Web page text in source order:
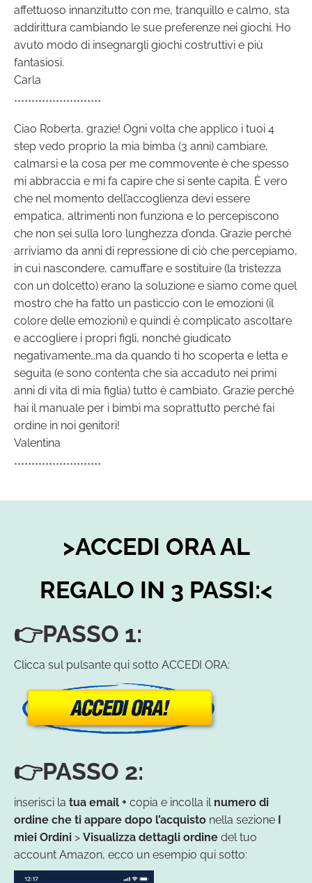
affettuoso innanzitutto con me, tranquillo e calmo, sta
addirittura cambiando le sue preferenze nei giochi. Ho
avuto modo di insegnargli giochi costruttivi e più
fantasiosi.
Carla
*************************
Ciao Roberta, grazie! Ogni volta che applico i tuoi 4
step vedo proprio la mia bimba (3 anni) cambiare,
calmarsi e la cosa per me commovente è che spesso
mi abbraccia e mi fa capire che si sente capita. È vero
che nel momento dell’accoglienza devi essere
empatica, altrimenti non funziona e lo percepiscono
che non sei sulla loro lunghezza d’onda. Grazie perché
arriviamo da anni di repressione di ciò che percepiamo,
in cui nascondere, camuffare e sostituire (la tristezza
con un dolcetto) erano la soluzione e siamo come quel
mostro che ha fatto un pasticcio con le emozioni (il
colore delle emozioni) e quindi è complicato ascoltare
e accogliere i propri figli, nonché giudicato
negativamente…ma da quando ti ho scoperta e letta e
seguita (e sono contenta che sia accaduto nei primi
anni di vita di mia figlia) tutto è cambiato. Grazie perché
hai il manuale per i bimbi ma soprattutto perché fai
ordine in noi genitori!
Valentina
*************************
>ACCEDI ORA AL
REGALO IN 3 PASSI:<
👉PASSO 1:
Clicca sul pulsante qui sotto ACCEDI ORA:
👉PASSO 2:
inserisci la tua email + copia e incolla il numero di
ordine che ti appare dopo l’acquisto nella sezione I
miei Ordini > Visualizza dettagli ordine del tuo
account Amazon, ecco un esempio qui sotto: